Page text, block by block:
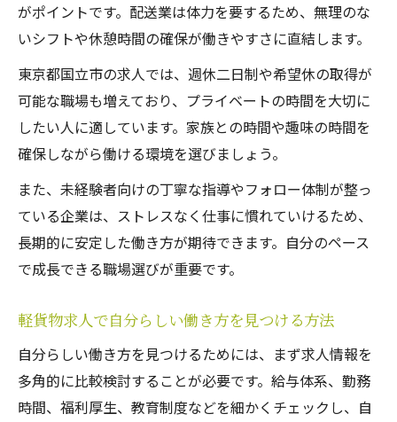
がポイントです。配送業は体力を要するため、無理のな
いシフトや休憩時間の確保が働きやすさに直結します。
東京都国立市の求人では、週休二日制や希望休の取得が
可能な職場も増えており、プライベートの時間を大切に
したい人に適しています。家族との時間や趣味の時間を
確保しながら働ける環境を選びましょう。
また、未経験者向けの丁寧な指導やフォロー体制が整っ
ている企業は、ストレスなく仕事に慣れていけるため、
長期的に安定した働き方が期待できます。自分のペース
で成長できる職場選びが重要です。
軽貨物求人で自分らしい働き方を見つける方法
自分らしい働き方を見つけるためには、まず求人情報を
多角的に比較検討することが必要です。給与体系、勤務
時間、福利厚生、教育制度などを細かくチェックし、自